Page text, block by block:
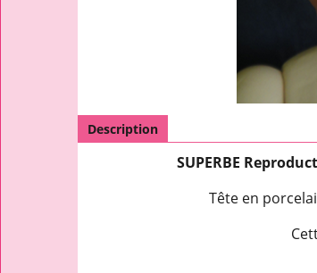
Description
SUPERBE
Tête en